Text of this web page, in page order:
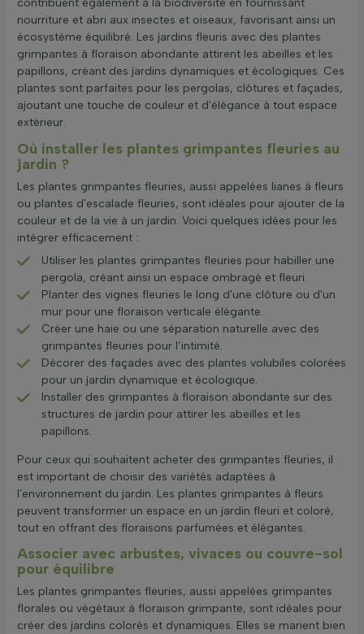
contribuent également à la biodiversité en fournissant
nourriture et abri aux insectes et oiseaux, favorisant ainsi un
écosystème équilibré. Les jardins fleuris avec des plantes
grimpantes à floraison abondante attirent les abeilles et les
papillons, créant des jardins dynamiques et écologiques. Ces
plantes sont parfaites pour les pergolas, clôtures et façades,
ajoutant une touche de couleur et d'élégance à tout espace
extérieur.
Où installer les plantes grimpantes fleuries au
jardin ?
Les plantes grimpantes fleuries, aussi appelées lianes à fleurs
ou plantes d'escalade fleuries, sont idéales pour ajouter de la
couleur et de la vie à un jardin. Voici quelques idées pour les
intégrer efficacement :
Utiliser les plantes grimpantes fleuries pour habiller une
pergola, créant ainsi un espace ombragé et fleuri.
Planter des vignes fleuries le long d'une clôture ou d'un
mur pour une floraison verticale élégante.
Créer une haie ou une séparation naturelle avec des
grimpantes fleuries pour l’intimité.
Décorer des façades avec des plantes volubiles colorées
pour un jardin dynamique et écologique.
Installer des grimpantes à floraison abondante sur des
structures de jardin pour attirer les abeilles et les
papillons.
Pour ceux qui souhaitent acheter des grimpantes fleuries, il
est important de choisir des variétés adaptées à
l'environnement du jardin. Les plantes grimpantes à fleurs
peuvent transformer un espace en un jardin fleuri et coloré,
tout en offrant des floraisons parfumées et élégantes.
Associer avec arbustes, vivaces ou couvre-sol
pour équilibre
Les plantes grimpantes fleuries, aussi appelées grimpantes
florales ou végétaux à floraison grimpante, sont idéales pour
créer des jardins colorés et dynamiques. Elles se marient bien